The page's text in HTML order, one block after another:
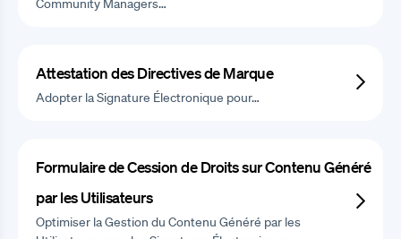
Community Managers…
Attestation des Directives de Marque
Adopter la Signature Électronique pour…
Formulaire de Cession de Droits sur Contenu Généré
par les Utilisateurs
Optimiser la Gestion du Contenu Généré par les